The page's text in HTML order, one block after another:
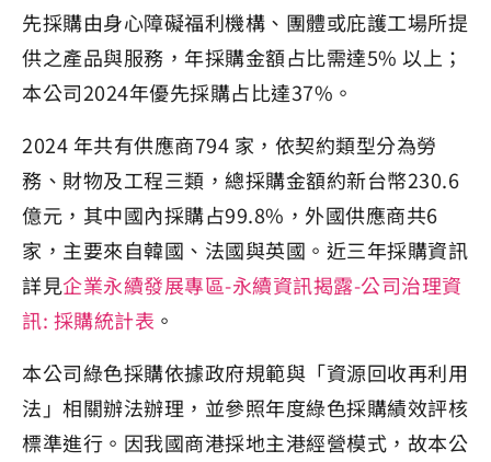
先採購由身心障礙福利機構、團體或庇護工場所提
供之產品與服務，年採購金額占比需達5% 以上；
本公司2024年優先採購占比達37%。
2024 年共有供應商794 家，依契約類型分為勞
務、財物及工程三類，總採購金額約新台幣230.6
億元，其中國內採購占99.8%，外國供應商共6
家，主要來自韓國、法國與英國。近三年採購資訊
詳見企業永續發展專區-永續資訊揭露-公司治理資
訊: 採購統計表 。
本公司綠色採購依據政府規範與「資源回收再利用
法」相關辦法辦理，並參照年度綠色採購績效評核
標準進行。因我國商港採地主港經營模式，故本公